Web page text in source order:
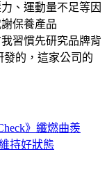
、運動量不足等因
保養產品
習慣先研究品牌背
的，這家公司的
》纖燃曲羨
持好狀態